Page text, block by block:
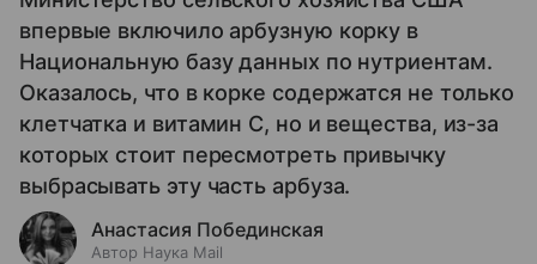
впервые включило арбузную корку в
Национальную базу данных по нутриентам.
Оказалось, что в корке содержатся не только
клетчатка и витамин С, но и вещества, из-за
которых стоит пересмотреть привычку
выбрасывать эту часть арбуза.
Анастасия Побединская
Автор Наука Mail